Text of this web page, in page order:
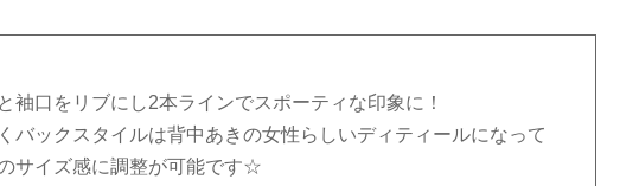
袖口をリブにし2本ラインでスポーティな印象に！
バックスタイルは背中あきの女性らしいディティールになって
サイズ感に調整が可能です☆